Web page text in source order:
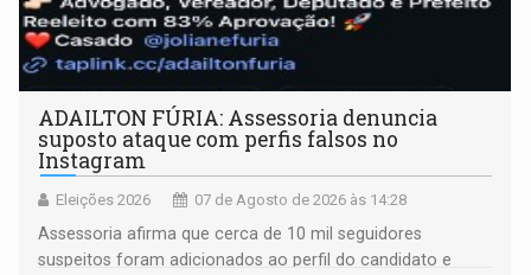
ADAILTON FÚRIA: Assessoria denuncia
suposto ataque com perfis falsos no
Instagram
Eleições 2026 07 de Agosto de 2026 às 14:28
Assessoria afirma que cerca de 10 mil seguidores
suspeitos foram adicionados ao perfil do candidato e